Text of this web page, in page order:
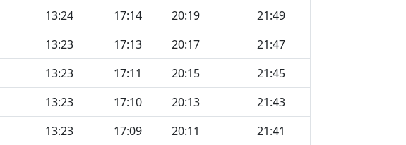
13:24 17:14 20:19
21:49
13:23 17:13 20:17
21:47
13:23 17:11 20:15
21:45
13:23 17:10 20:13
21:43
13:23 17:09 20:11
21:41